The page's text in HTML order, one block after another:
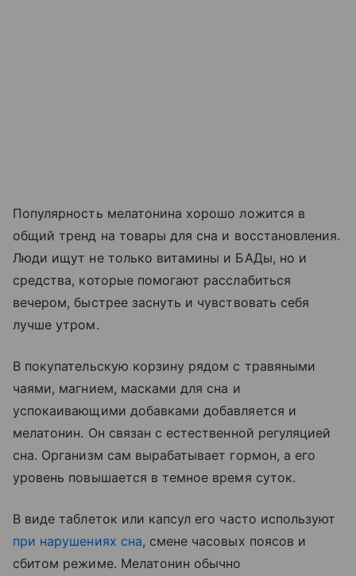
Популярность мелатонина хорошо ложится в
общий тренд на товары для сна и восстановления.
Люди ищут не только витамины и БАДы, но и
средства, которые помогают расслабиться
вечером, быстрее заснуть и чувствовать себя
лучше утром.
В покупательскую корзину рядом с травяными
чаями, магнием, масками для сна и
успокаивающими добавками добавляется и
мелатонин. Он связан с естественной регуляцией
сна. Организм сам вырабатывает гормон, а его
уровень повышается в темное время суток.
В виде таблеток или капсул его часто используют
при нарушениях сна, смене часовых поясов и
сбитом режиме. Мелатонин обычно